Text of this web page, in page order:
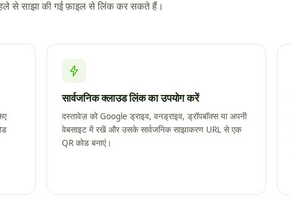
से साझा की गई फ़ाइल से लिंक कर सकते हैं।
सार्वजनिक क्लाउड लिंक का उपयोग करें
दस्तावेज़ को Google ड्राइव, वनड्राइव, ड्रॉपबॉक्स या अपनी
वेबसाइट में रखें और उसके सार्वजनिक साझाकरण URL से एक
QR कोड बनाएं।